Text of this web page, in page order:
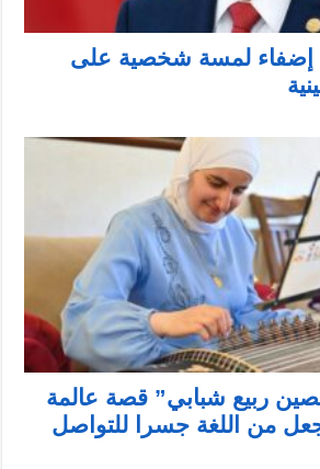
إضفاء لمسة شخصية على
ربيع شبابي” قصة عالمة
من اللغة جسرا للتواصل